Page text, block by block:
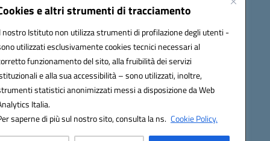
e altri strumenti di tracciamento
nostro Istituto non utilizza strumenti di profilazione degli utenti -
utilizzati esclusivamente cookies tecnici necessari al
funzionamento del sito, alla fruibilità dei servizi
e alla sua accessibilità – sono utilizzati, inoltre,
statistici anonimizzati messi a disposizione da Web
Italia.
saperne di più sul nostro sito, consulta la ns. Cookie Policy.